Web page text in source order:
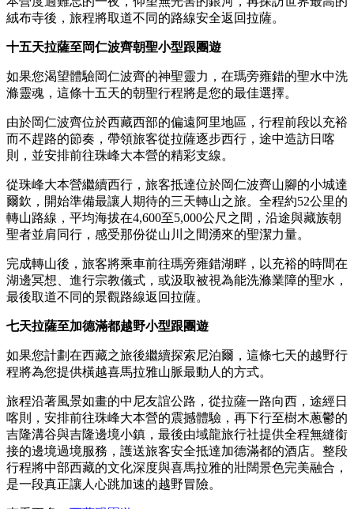
絨布寺後，旅程將取道不同的路線安全返回拉薩。
十五天拉薩至岡仁波齊朝聖小型跟團遊
如果您渴望體驗岡仁波齊的神聖靈力，在瑪旁雍錯的聖水中洗
滌靈魂，這條十五天的朝聖行程將是您的最佳選擇。
由於岡仁波齊位於西藏西部的偏遠阿里地區，行程前段以充裕
而不趕路的節奏，帶領旅客從拉薩逐步西行，途中造訪日喀
則，並安排前往珠峰大本營的精彩支線。
從珠峰大本營繼續西行，旅客抵達位於岡仁波齊山腳的小城達
爾欽，開始準備最讓人期待的三天轉山之旅。全程約52公里的
轉山路線，平均海拔在4,600至5,000公尺之間，沿途與藏族朝
聖者並肩同行，感受那份從山川之間湧來的聖潔力量。
完成轉山後，旅客將乘車前往瑪旁雍錯湖畔，以充裕的時間在
湖邊冥想、進行宗教儀式，或汲取被視為能洗滌業障的聖水，
最後取道不同的景觀路線返回拉薩。
七天拉薩至加德滿都越野小型跟團遊
如果您計劃在西藏之旅後繼續探索尼泊爾，這條七天的越野行
程將為您提供橫越喜馬拉雅山脈最動人的方式。
旅程沿著風景如畫的中尼友誼公路，從拉薩一路向西，途經日
喀則，安排前往珠峰大本營的震撼體驗，再下行至樹木蔥鬱的
吉隆溝谷與吉隆邊境小鎮，最後由域龍旅行社提供全程無縫銜
接的邊境過境服務，護送旅客安全抵達加德滿都的酒店。整段
行程將中部西藏的文化深度與喜馬拉雅的壯闊景色完美融合，
是一段真正讓人心跳加速的越野冒險。